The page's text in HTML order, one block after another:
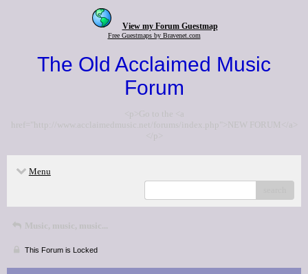
View my Forum Guestmap
Free Guestmaps by Bravenet.com
The Old Acclaimed Music
Forum
<p>Go to the <a
href="http://www.acclaimedmusic.net/forums/index.php">NEW FORUM</a>
</p>
Menu
Music, music, music...
This Forum is Locked